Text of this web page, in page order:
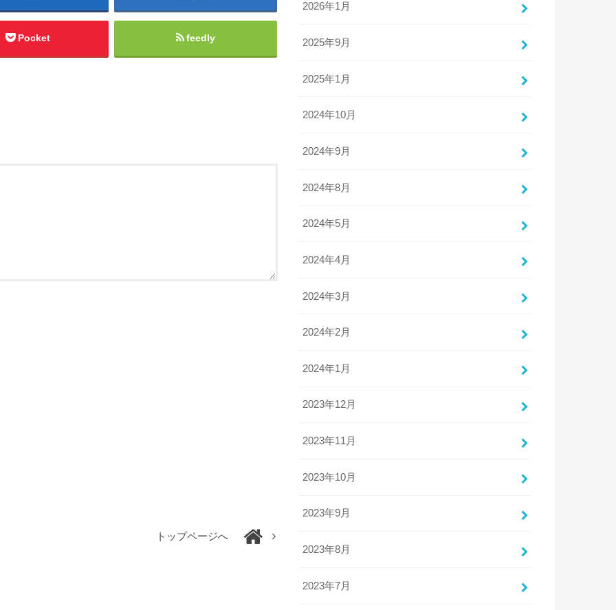
Pocket feedly
トップページへ
2026年1月
2025年9月
2025年1月
2024年10月
2024年9月
2024年8月
2024年5月
2024年4月
2024年3月
2024年2月
2024年1月
2023年12月
2023年11月
2023年10月
2023年9月
2023年8月
2023年7月